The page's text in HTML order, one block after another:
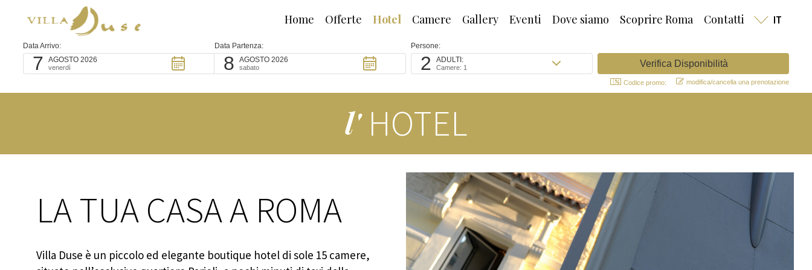
Home Offerte Hotel Camere Gallery Eventi Dove siamo Scoprire Roma Contatti IT
Data Arrivo:
7 AGOSTO 2026
venerdì
Data Partenza:
8 AGOSTO 2026
sabato
Persone:
2 ADULTI:
Camere: 1
Codice promo: modifica/cancella una prenotazione
l'HOTEL
LA TUA CASA A ROMA
Villa Duse è un piccolo ed elegante boutique hotel di sole 15 camere,
Privacy Policy
La informiamo, ai sensi dell'art. 10 della Legge 675/96 recante disposizioni a tutela delle persone e degli altri soggetti
rispetto al trattamento dei dati personali, che inviando il presente modulo i dati forniti potranno essere trattati,
direttamente o anche attraverso terzi, oltre che per ottemperare agli obblighi previsti dalla legge, da un regolamento o
dalla normativa comunitaria ed in particolare per dare integrale esecuzione a tutti gli obblighi contrattuali, anche per le
a. elaborare studi e ricerche statistiche e di mercato; b. inviare materiale pubblicitario ed informativo; c. compiere